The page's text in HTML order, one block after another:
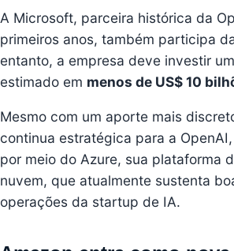
A Microsoft, parceira histórica da
primeiros anos, também participa
entanto, a empresa deve investir
estimado em menos de US$ 10
Mesmo com um aporte mais
continua estratégica para a
por meio do Azure, sua plataforma
nuvem, que atualmente sustenta
operações da startup de IA.